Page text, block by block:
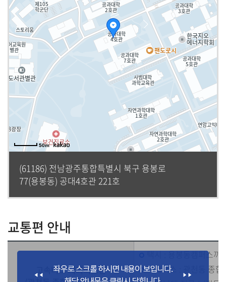
50m
(61186) 전남광주통합특별시 북구 용봉로
77(용봉동) 공대4호관 221호
교통편 안내
고속버스 시외버스편
택시 : 용봉동캠퍼스까
시내버스 : 광천동 종